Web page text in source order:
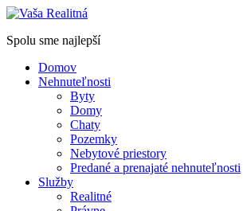
Spolu sme najlepší
Domov
Nehnuteľnosti
Byty
Domy
Chaty
Pozemky
Nebytové priestory
Predané a prenajaté nehnuteľnosti
Služby
Realitné